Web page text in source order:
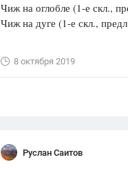
Чиж на оглобле (1-е скл.,
Чиж на дуге (1-е скл.,
8 октября 2019
Руслан Саитов